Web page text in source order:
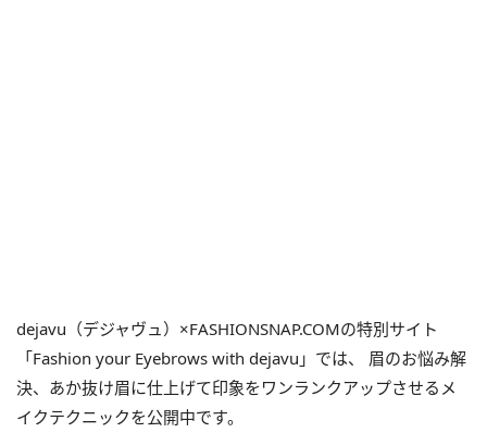
dejavu（デジャヴュ） ×FASHIONSNAP.COMの特別サイト
「Fashion your Eyebrows with dejavu 」では、 眉のお悩み解
決、あか抜け眉に仕上げて印象をワンランクアップさせるメ
イクテクニックを公開中です。